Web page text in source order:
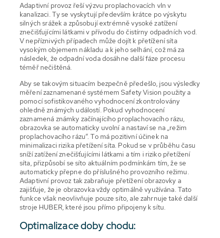
Adaptivní provoz řeší výzvu proplachovacích vln v
kanalizaci. Ty se vyskytují především krátce po výskytu
silných srážek a způsobují extrémně vysoké zatížení
znečišťujícími látkami v přívodu do čistírny odpadních vod.
V nepříznivých případech může dojít k přetížení síta
vysokým objemem nákladu a k jeho selhání, což má za
následek, že odpadní voda dosáhne další fáze procesu
téměř nečištěná.
Aby se takovým situacím bezpečně předešlo, jsou výsledky
měření zaznamenané systémem Safety Vision použity a
pomocí sofistikovaného vyhodnocení zkontrolovány
ohledně známých událostí. Pokud vyhodnocení
zaznamená známky začínajícího proplachovacího rázu,
obrazovka se automaticky uvolní a nastaví se na „režim
proplachovacího rázu“. To má pozitivní účinek na
minimalizaci rizika přetížení síta. Pokud se v průběhu času
sníží zatížení znečišťujícími látkami a tím i riziko přetížení
síta, přizpůsobí se síto aktuálním podmínkám tím, že se
automaticky přepne do příslušného provozního režimu.
Adaptivní provoz tak zabraňuje přetížení obrazovky a
zajišťuje, že je obrazovka vždy optimálně využívána. Tato
funkce však neovlivňuje pouze síto, ale zahrnuje také další
stroje HUBER, které jsou přímo připojeny k sítu.
Optimalizace doby chodu: